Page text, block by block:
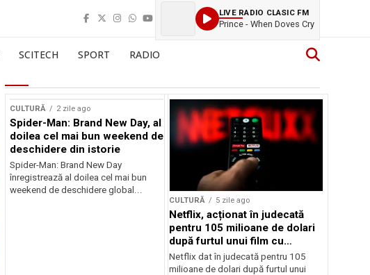
LIVE RADIO CLASIC FM
Prince - When Doves Cry
SCITECH SPORT RADIO
CULTURĂ 2 zile ago
Spider-Man: Brand New Day, al
doilea cel mai bun weekend de
deschidere din istorie
Spider-Man: Brand New Day
înregistrează al doilea cel mai bun
weekend de deschidere global...
CULTURĂ 5 zile ago
Netflix, acționat în judecată
pentru 105 milioane de dolari
după furtul unui film cu
Nicolas Cage
Netflix dat în judecată pentru 105
milioane de dolari după furtul unui